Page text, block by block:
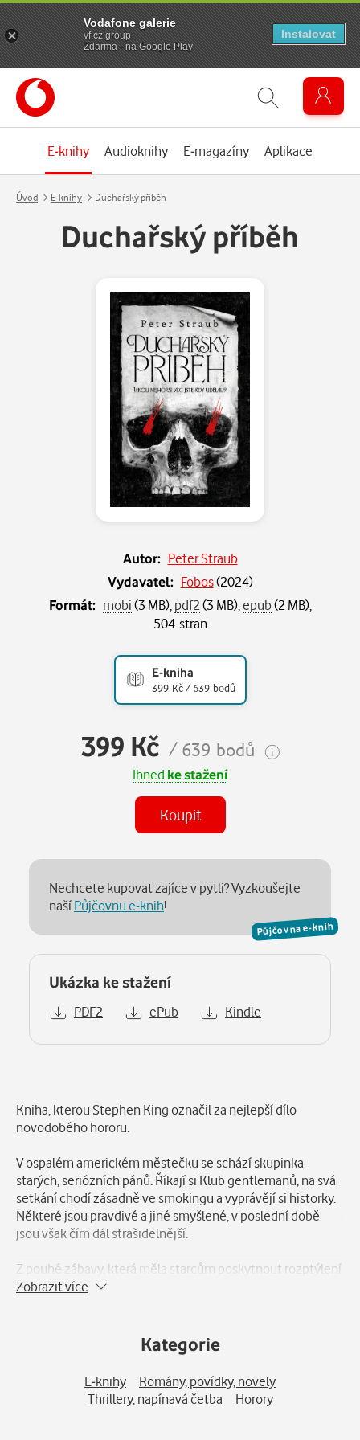
E-knihy Audioknihy E-magazíny Aplikace
Úvod E-knihy Duchařský příběh
Duchařský příběh
Autor: Peter Straub
Vydavatel: Fobos(2024)
Formát: mobi(3 MB), pdf2(3 MB), epub(2 MB),
504 stran
E-kniha
399 Kč / 639 bodů
399 Kč / 639 bodů
Ihned ke stažení
Koupit
Půjčovna e-knih
Nechcete kupovat zajíce v pytli? Vyzkoušejte
našíPůjčovnu e-knih!
Ukázka ke stažení
PDF2 ePub Kindle
Kniha, kterou Stephen King označil za nejlepší dílo
novodobého hororu.
V ospalém americkém městečku se schází skupinka
starých, seriózních pánů. Říkají si Klub gentlemanů, na svá
setkání chodí zásadně ve smokingu a vyprávějí si historky.
Některé jsou pravdivé a jiné smyšlené, v poslední době
jsou však čím dál strašidelnější.
Z pouhé zábavy, která měla starcům poskytnout rozptýlení
v poklidném životě, se postupem času stane noční můra.
Nejdřív přijdou zlé sny, poté různé děsivé jevy a s nimi i
poznání, že minulost nikdo nemůže pohřbít navždy.
Důležitou roli v podivuhodných a tragických událostech,
Zobrazit více
Kategorie
E-knihy
Romány, povídky, novely
Thrillery, napínavá četba
Horory
Vodafone galerie
vf.cz.group
Zdarma - na Google Play
Instalovat